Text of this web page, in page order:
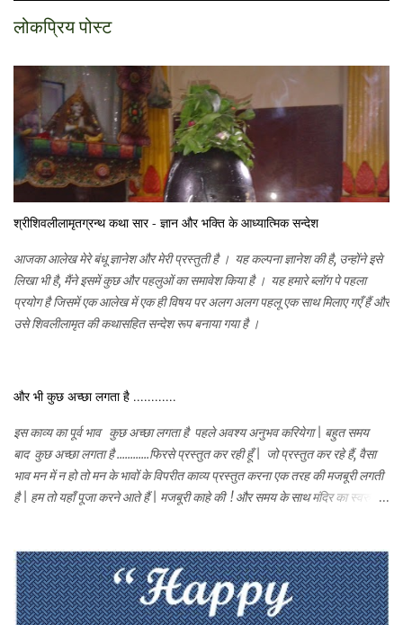
लोकप्रिय पोस्ट
श्रीशिवलीलामृतग्रन्थ कथा सार - ज्ञान और भक्ति के आध्यात्मिक सन्देश
आजका आलेख मेरे बंधू ज्ञानेश और मेरी प्रस्तुती है । यह कल्पना ज्ञानेश की है, उन्होंने इसे
लिखा भी है, मैंने इसमें कुछ और पहलुओं का समावेश किया है । यह हमारे ब्लॉग पे पहला
प्रयोग है जिसमें एक आलेख में एक ही विषय पर अलग अलग पहलू एक साथ मिलाए गएँ हैं और
उसे शिवलीलामृत की कथासहित सन्देश रूप बनाया गया है ।
और भी कुछ अच्छा लगता है ............
इस काव्य का पूर्व भाव कुछ अच्छा लगता है पहले अवश्य अनुभव करियेगा | बहुत समय
बाद कुछ अच्छा लगता है ............फिरसे प्रस्तुत कर रही हूँ | जो प्रस्तुत कर रहे हैं, वैसा
भाव मन में न हो तो मन के भावों के विपरीत काव्य प्रस्तुत करना एक तरह की मजबूरी लगती
है | हम तो यहाँ पूजा करने आते हैं | मजबूरी काहे की ! और समय के साथ मंदिर का स्वरुप भी
ब्लॉग तो मंदिर ही है | यहाँ आपके भी सुन्दर सुन्दर शब्द पुष्प आ रहे है | तो चलिए , आज
देखतें हैं की हमें और क्या क्या अच्छा लगता है | देखिये! सदगुरुदेव की कृपा कैसी होती है |
मन अपने आप 'अमन' हो जाता है ........यही तो 'सच्चा नमन' है, नमन की यह व्याख्या मेरी